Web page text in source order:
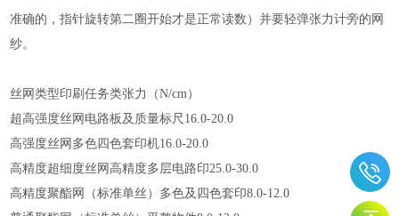
准确的，指针旋转第二圈开始才是正常读数）并要轻弹张力计旁的网
纱。
丝网类型印刷任务类张力（N/cm）
超高强度丝网电路板及质量标尺 16.0-20.0
高强度丝网多色四色套印机16.0-20.0
高精度超细度丝网高精度多层电路印25.0-30.0
高精度聚酯网（标准单丝）多色及四色套印8.0-12.0